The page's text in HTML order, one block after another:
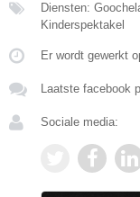
Diensten:
Kinderspektakel
Er wordt gewerkt
Laatste facebook
Sociale media: